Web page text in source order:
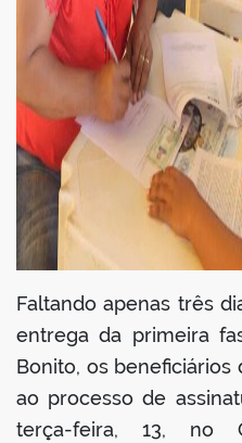
Faltando apenas três
entrega da primeira
Bonito, os
ao processo de
terça-feira, 13, no